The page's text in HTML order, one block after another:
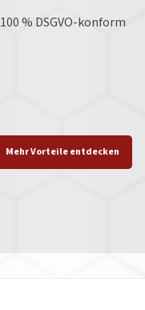
100 % DSGVO-konform
Mehr Vorteile entdecken